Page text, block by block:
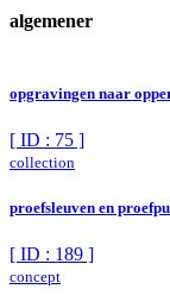
algemener
opgravingen naar
[ ID : 75 ]
collection
proefsleuven en
[ ID : 189 ]
concept